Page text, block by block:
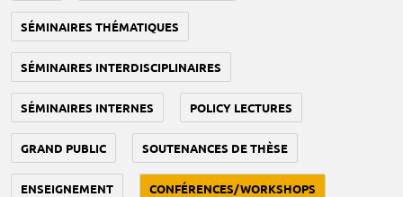
SÉMINAIRES THÉMATIQUES
SÉMINAIRES INTERDISCIPLINAIRES
SÉMINAIRES INTERNES POLICY LECTURES
GRAND PUBLIC SOUTENANCES DE THÈSE
ENSEIGNEMENT CONFÉRENCES/WORKSHOPS